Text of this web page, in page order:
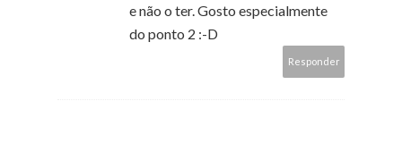
e não o ter. Gosto especialmente
do ponto 2 :-D
Responder